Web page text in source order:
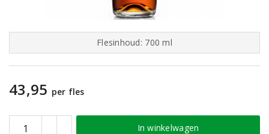
Flesinhoud: 700 ml
43,95 per fles
In winkelwagen